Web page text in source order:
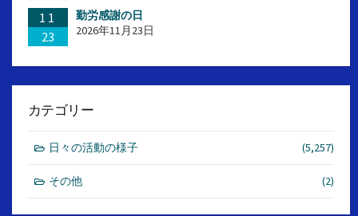
11
23
勤労感謝の日
2026年11月23日
カテゴリー
日々の活動の様子 (5,257)
その他 (2)